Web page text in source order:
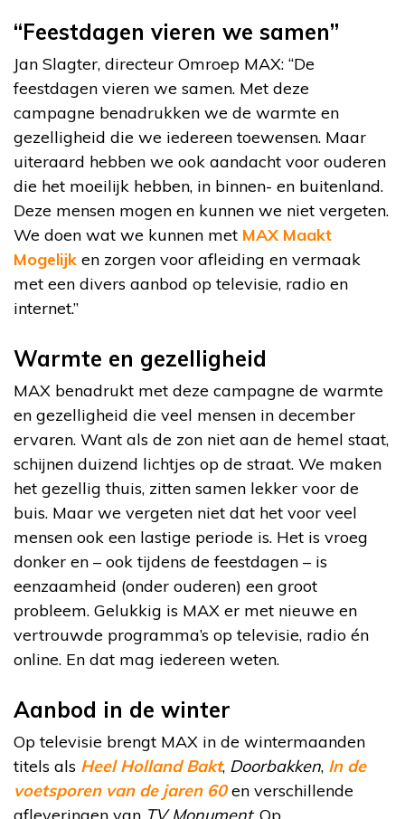
“Feestdagen vieren we samen”
Jan Slagter, directeur Omroep MAX: “De
feestdagen vieren we samen. Met deze
campagne benadrukken we de warmte en
gezelligheid die we iedereen toewensen. Maar
uiteraard hebben we ook aandacht voor ouderen
die het moeilijk hebben, in binnen- en buitenland.
Deze mensen mogen en kunnen we niet vergeten.
We doen wat we kunnen met MAX Maakt
Mogelijk en zorgen voor afleiding en vermaak
met een divers aanbod op televisie, radio en
internet.”
Warmte en gezelligheid
MAX benadrukt met deze campagne de warmte
en gezelligheid die veel mensen in december
ervaren. Want als de zon niet aan de hemel staat,
schijnen duizend lichtjes op de straat. We maken
het gezellig thuis, zitten samen lekker voor de
buis. Maar we vergeten niet dat het voor veel
mensen ook een lastige periode is. Het is vroeg
donker en – ook tijdens de feestdagen – is
eenzaamheid (onder ouderen) een groot
probleem. Gelukkig is MAX er met nieuwe en
vertrouwde programma’s op televisie, radio én
online. En dat mag iedereen weten.
Aanbod in de winter
Op televisie brengt MAX in de wintermaanden
titels als Heel Holland Bakt, Doorbakken, In de
voetsporen van de jaren 60en verschillende
afleveringen van TV Monument. Op